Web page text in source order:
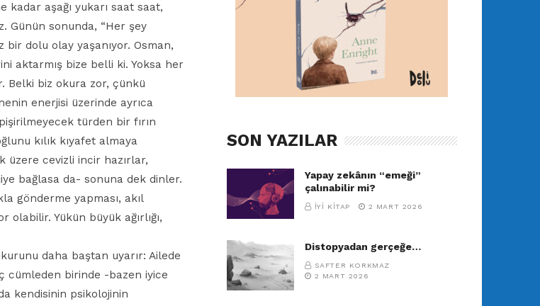
kadar aşağı yukarı saat saat,
Günün sonunda, “Her şey
bir dolu olay yaşanıyor. Osman,
aktarmış bize belli ki. Yoksa her
Belki biz okura zor, çünkü
enerjisi üzerinde ayrıca
türden bir fırın
kılık kıyafet almaya
üzere cevizli incir hazırlar,
bağlasa da- sonuna dek dinler.
gönderme yapması, akıl
olabilir. Yükün büyük ağırlığı,
daha baştan uyarır: Ailede
cümleden birinde -bazen iyice
kendisinin psikolojinin
SON YAZILAR
Yapay zekânın “emeği”
çalınabilir mi?
İYI KITAP 2 MART 2026
Distopyadan gerçeğe…
SAFTER KORKMAZ
2 MART 2026